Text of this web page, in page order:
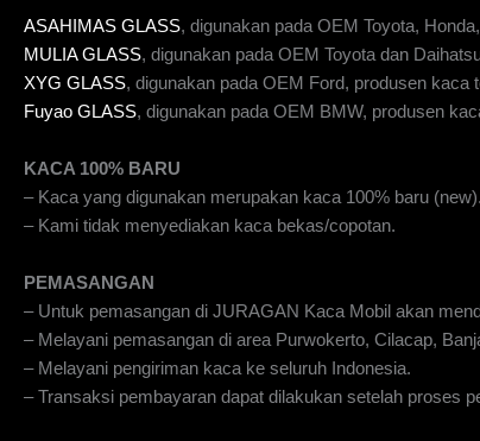
ASAHIMAS GLASS, digunakan pada OEM Toyota,
MULIA GLASS, digunakan pada OEM Toyota dan
XYG GLASS, digunakan pada OEM Ford, produsen kaca
Fuyao GLASS, digunakan pada OEM BMW, produsen
KACA 100% BARU
– Kaca yang digunakan merupakan kaca 100% baru (new).
– Kami tidak menyediakan kaca bekas/copotan.
PEMASANGAN
– Untuk pemasangan di JURAGAN Kaca Mobil akan
– Melayani pemasangan di area Purwokerto, Cilacap,
– Melayani pengiriman kaca ke seluruh Indonesia.
– Transaksi pembayaran dapat dilakukan setelah proses